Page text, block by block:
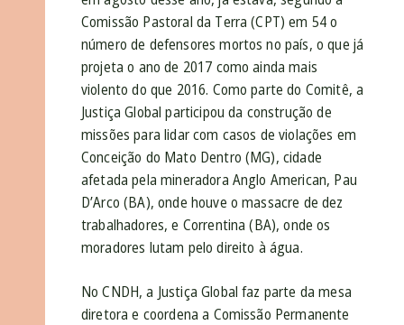
Comissão Pastoral da Terra (CPT) em 54 o
número de defensores mortos no país, o que já
projeta o ano de 2017 como ainda mais
violento do que 2016. Como parte do Comitê, a
Justiça Global participou da construção de
missões para lidar com casos de violações em
Conceição do Mato Dentro (MG), cidade
afetada pela mineradora Anglo American, Pau
D’Arco (BA), onde houve o massacre de dez
trabalhadores, e Correntina (BA), onde os
moradores lutam pelo direito à água.
No CNDH, a Justiça Global faz parte da mesa
diretora e coordena a Comissão Permanente